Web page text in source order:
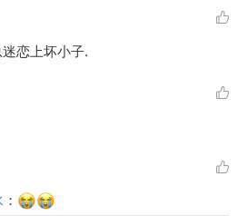
恋上坏小子.
：